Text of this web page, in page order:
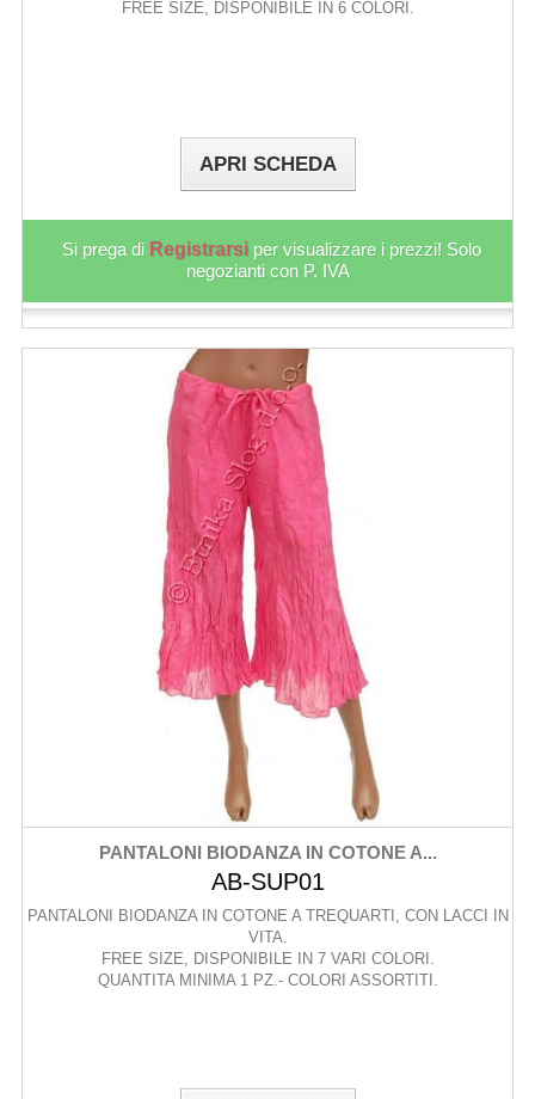
FREE SIZE, DISPONIBILE IN 6 COLORI.
APRI SCHEDA
Si prega di Registrarsi per visualizzare i prezzi! Solo
negozianti con P. IVA
PANTALONI BIODANZA IN COTONE A...
AB-SUP01
PANTALONI BIODANZA IN COTONE A TREQUARTI, CON LACCI IN
VITA.
FREE SIZE, DISPONIBILE IN 7 VARI COLORI.
QUANTITA MINIMA 1 PZ.- COLORI ASSORTITI.